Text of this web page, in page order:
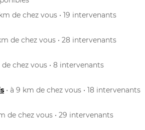
de chez vous • 19 intervenants
de chez vous • 28 intervenants
de chez vous • 8 intervenants
• à 9 km de chez vous • 18 intervenants
de chez vous • 29 intervenants